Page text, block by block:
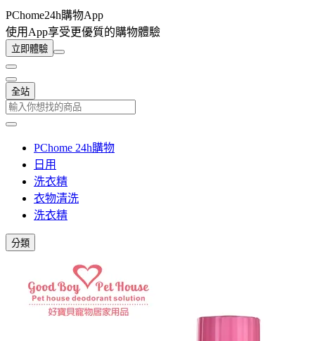
PChome24h購物App
使用App享受更優質的購物體驗
立即體驗
全站
PChome 24h購物
日用
洗衣精
衣物清洗
洗衣精
分類